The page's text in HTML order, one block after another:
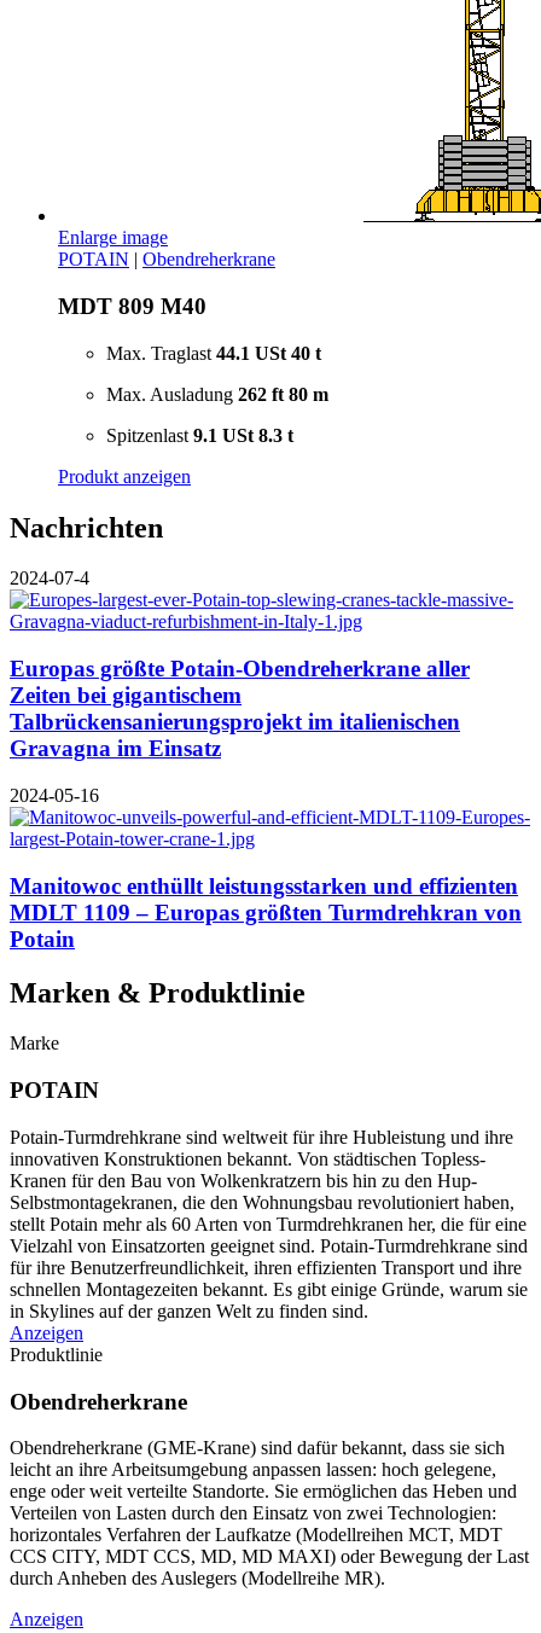
Enlarge image
POTAIN | Obendreherkrane
MDT 809 M40
Max. Traglast 44.1 USt 40 t
Max. Ausladung 262 ft 80 m
Spitzenlast 9.1 USt 8.3 t
Produkt anzeigen
Nachrichten
2024-07-4
Europas größte Potain-Obendreherkrane aller
Zeiten bei gigantischem
Talbrückensanierungsprojekt im italienischen
Gravagna im Einsatz
2024-05-16
Manitowoc enthüllt leistungsstarken und effizienten
MDLT 1109 – Europas größten Turmdrehkran von
Potain
Marken & Produktlinie
Marke
POTAIN
Potain-Turmdrehkrane sind weltweit für ihre Hubleistung und ihre
innovativen Konstruktionen bekannt. Von städtischen Topless-
Kranen für den Bau von Wolkenkratzern bis hin zu den Hup-
Selbstmontagekranen, die den Wohnungsbau revolutioniert haben,
stellt Potain mehr als 60 Arten von Turmdrehkranen her, die für eine
Vielzahl von Einsatzorten geeignet sind. Potain-Turmdrehkrane sind
für ihre Benutzerfreundlichkeit, ihren effizienten Transport und ihre
schnellen Montagezeiten bekannt. Es gibt einige Gründe, warum sie
in Skylines auf der ganzen Welt zu finden sind.
Anzeigen
Produktlinie
Obendreherkrane
Obendreherkrane (GME-Krane) sind dafür bekannt, dass sie sich
leicht an ihre Arbeitsumgebung anpassen lassen: hoch gelegene,
enge oder weit verteilte Standorte. Sie ermöglichen das Heben und
Verteilen von Lasten durch den Einsatz von zwei Technologien:
horizontales Verfahren der Laufkatze (Modellreihen MCT, MDT
CCS CITY, MDT CCS, MD, MD MAXI) oder Bewegung der Last
durch Anheben des Auslegers (Modellreihe MR).
Anzeigen